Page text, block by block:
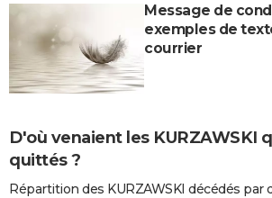
Message de
exemples de
courrier
D'où venaient les KURZAWSKI
quittés ?
Répartition des KURZAWSKI décédés